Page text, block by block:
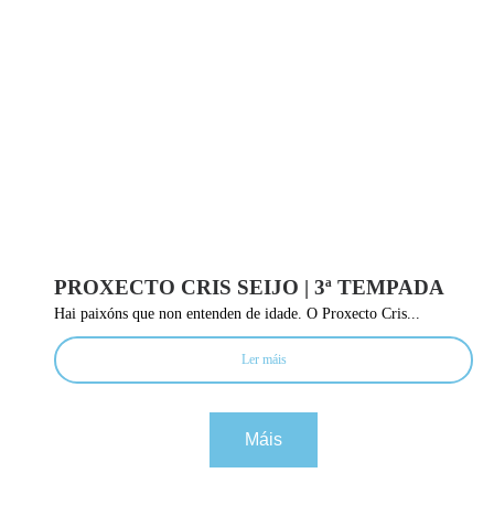
PROXECTO CRIS SEIJO | 3ª TEMPADA
Hai paixóns que non entenden de idade. O Proxecto Cris...
Ler máis
Máis